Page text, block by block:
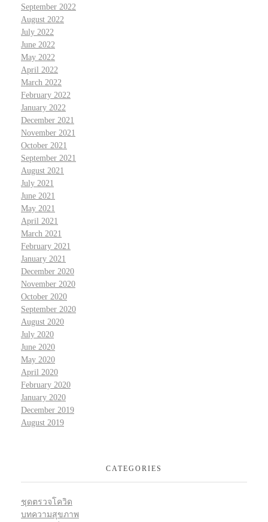
September 2022
August 2022
July 2022
June 2022
May 2022
April 2022
March 2022
February 2022
January 2022
December 2021
November 2021
October 2021
September 2021
August 2021
July 2021
June 2021
May 2021
April 2021
March 2021
February 2021
January 2021
December 2020
November 2020
October 2020
September 2020
August 2020
July 2020
June 2020
May 2020
April 2020
February 2020
January 2020
December 2019
August 2019
CATEGORIES
ชุดตรวจโควิด
บทความสุขภาพ